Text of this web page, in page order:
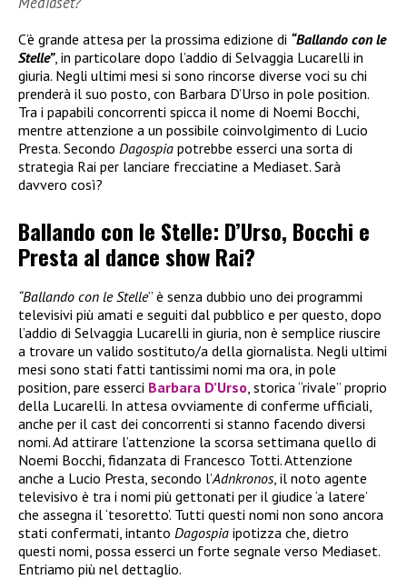
C’è grande attesa per la prossima edizione di “Ballando con le
Stelle”, in particolare dopo l’addio di Selvaggia Lucarelli in
giuria. Negli ultimi mesi si sono rincorse diverse voci su chi
prenderà il suo posto, con Barbara D’Urso in pole position.
Tra i papabili concorrenti spicca il nome di Noemi Bocchi,
mentre attenzione a un possibile coinvolgimento di Lucio
Presta. Secondo Dagospia potrebbe esserci una sorta di
strategia Rai per lanciare frecciatine a Mediaset. Sarà
davvero così?
Ballando con le Stelle: D’Urso, Bocchi e
Presta al dance show Rai?
“Ballando con le Stelle” è senza dubbio uno dei programmi
televisivi più amati e seguiti dal pubblico e per questo, dopo
l’addio di Selvaggia Lucarelli in giuria, non è semplice riuscire
a trovare un valido sostituto/a della giornalista. Negli ultimi
mesi sono stati fatti tantissimi nomi ma ora, in pole
position, pare esserci Barbara D’Urso , storica “rivale” proprio
della Lucarelli. In attesa ovviamente di conferme ufficiali,
anche per il cast dei concorrenti si stanno facendo diversi
nomi. Ad attirare l’attenzione la scorsa settimana quello di
Noemi Bocchi, fidanzata di Francesco Totti. Attenzione
anche a Lucio Presta, secondo l’Adnkronos, il noto agente
televisivo è tra i nomi più gettonati per il giudice ‘a latere’
che assegna il ‘tesoretto’. Tutti questi nomi non sono ancora
stati confermati, intanto Dagospia ipotizza che, dietro
questi nomi, possa esserci un forte segnale verso Mediaset.
Entriamo più nel dettaglio.